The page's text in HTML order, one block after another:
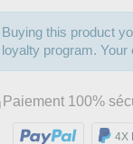
Buying this product
loyalty program.
Paiement 100%
4X